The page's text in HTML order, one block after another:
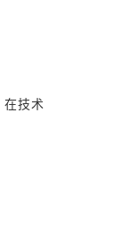
在技术